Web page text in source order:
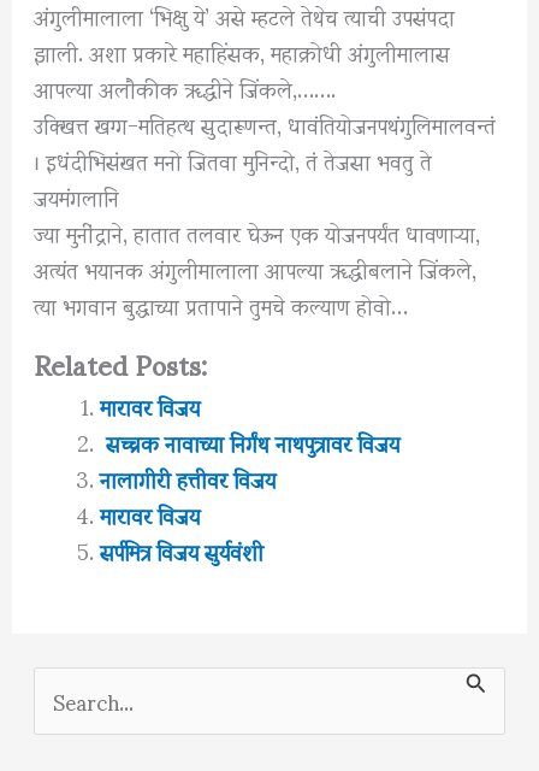
अंगुलीमालाला ‘भिक्षु ये’ असे म्हटले तेथेच त्याची उपसंपदा
झाली. अशा प्रकारे महाहिंसक, महाक्रोधी अंगुलीमालास
आपल्या अलौकीक ॠद्धीने जिंकले,…….
उक्खित्त खग्ग-मतिहत्थ सुदारूणन्त, धावंतियोजनपथंगुलिमालवन्तं
। इधंदीभिसंखत मनो जितवा मुनिन्दो, तं तेजसा भवतु ते
जयमंगलानि
ज्या मुनींद्राने, हातात तलवार घेऊन एक योजनपर्यंत धावणाऱ्या,
अत्यंत भयानक अंगुलीमालाला आपल्या ॠद्धीबलाने जिंकले,
त्या भगवान बुद्धाच्या प्रतापाने तुमचे कल्याण होवो…
Related Posts:
मारावर विजय
सच्चक नावाच्या निर्गंथ नाथपुत्रावर विजय
नालागीरी हत्तीवर विजय
मारावर विजय
सर्पमित्र विजय सुर्यवंशी
S
e